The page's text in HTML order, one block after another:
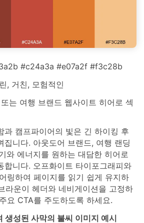
#c24a3a #e07a2f #f3c28b
, 거친, 모험적인
는 여행 브랜드 웹사이트 히어로 섹
과 캠프파이어의 빛은 긴 하이킹 후
집니다. 아웃도어 브랜드, 여행 랜딩
와 에너지를 원하는 대담한 히어로
합니다. 오프화이트 타이포그래피와
링하여 페이지를 읽기 쉽게 유지하
라운이 헤더와 네비게이션을 고정하
요 CTA를 주도하도록 하세요.
성된 사막의 불씨 이미지 예시